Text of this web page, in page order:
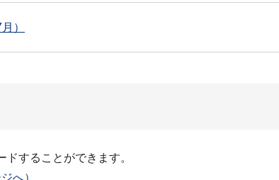
）
することができます。